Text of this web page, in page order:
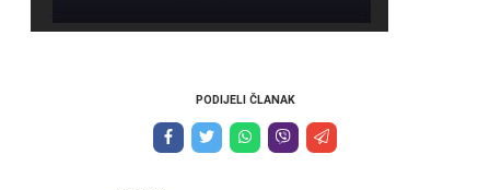
PODIJELI ČLANAK